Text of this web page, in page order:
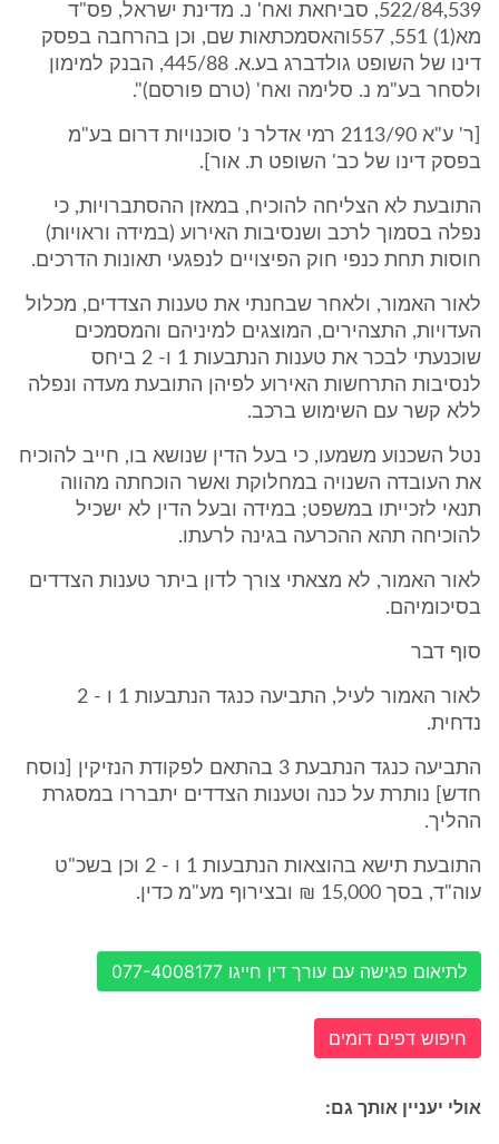
522/84,539, סביחאת ואח' נ. מדינת ישראל, פס"ד
מא(1) 551, 557והאסמכתאות שם, וכן בהרחבה בפסק
דינו של השופט גולדברג בע.א. 445/88, הבנק למימון
ולסחר בע"מ נ. סלימה ואח' (טרם פורסם)".
[ר' ע"א 2113/90 רמי אדלר נ' סוכנויות דרום בע"מ
בפסק דינו של כב' השופט ת. אור].
התובעת לא הצליחה להוכיח, במאזן ההסתברויות, כי
נפלה בסמוך לרכב ושנסיבות האירוע (במידה וראויות)
חוסות תחת כנפי חוק הפיצויים לנפגעי תאונות הדרכים.
לאור האמור, ולאחר שבחנתי את טענות הצדדים, מכלול
העדויות, התצהירים, המוצגים למיניהם והמסמכים
שוכנעתי לבכר את טענות הנתבעות 1 ו- 2 ביחס
לנסיבות התרחשות האירוע לפיהן התובעת מעדה ונפלה
ללא קשר עם השימוש ברכב.
נטל השכנוע משמעו, כי בעל הדין שנושא בו, חייב להוכיח
את העובדה השנויה במחלוקת ואשר הוכחתה מהווה
תנאי לזכייתו במשפט; במידה ובעל הדין לא ישכיל
להוכיחה תהא ההכרעה בגינה לרעתו.
לאור האמור, לא מצאתי צורך לדון ביתר טענות הצדדים
בסיכומיהם.
סוף דבר
לאור האמור לעיל, התביעה כנגד הנתבעות 1 ו - 2
נדחית.
התביעה כנגד הנתבעת 3 בהתאם לפקודת הנזיקין [נוסח
חדש] נותרת על כנה וטענות הצדדים יתבררו במסגרת
ההליך.
התובעת תישא בהוצאות הנתבעות 1 ו - 2 וכן בשכ"ט
עוה"ד, בסך 15,000 ₪ ובצירוף מע"מ כדין.
לתיאום פגישה עם עורך דין חייגו 077-4008177
חיפוש דפים דומים
אולי יעניין אותך גם: